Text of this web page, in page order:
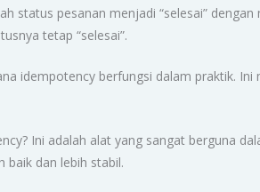
status pesanan menjadi “selesai”
tetap “selesai”.
idempotency berfungsi dalam praktik.
Ini adalah alat yang sangat berguna
baik dan lebih stabil.